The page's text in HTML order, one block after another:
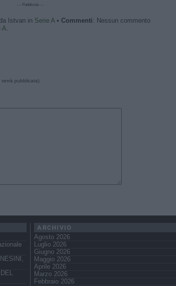
--- Pubblicità ---
Istvan in Serie A• Commenti: Nessun commento
A.
verrà pubblicata)
ARCHIVIO
Agosto 2026
Luglio 2026
Giugno 2026
Maggio 2026
Aprile 2026
Marzo 2026
Febbraio 2026